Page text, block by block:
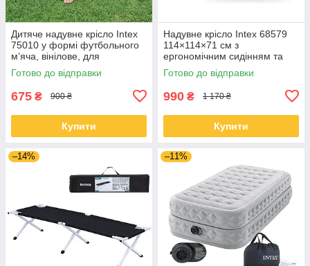
Дитяче надувне крісло Intex
75010 у формі футбольного
м’яча, вінілове, для
відпочинку та ігор
Готово до відправки
675 ₴ 900 ₴
Купити
Надувне крісло Intex 68579
114×114×71 см з
ергономічним сидінням та
м’яким покриттям
Готово до відправки
990 ₴ 1 170 ₴
Купити
–14% –11%